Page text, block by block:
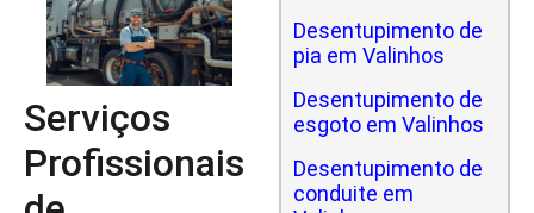
Serviços
Profissionais
Desentupimento de
pia em Valinhos
Desentupimento de
esgoto em Valinhos
Desentupimento de
conduite em